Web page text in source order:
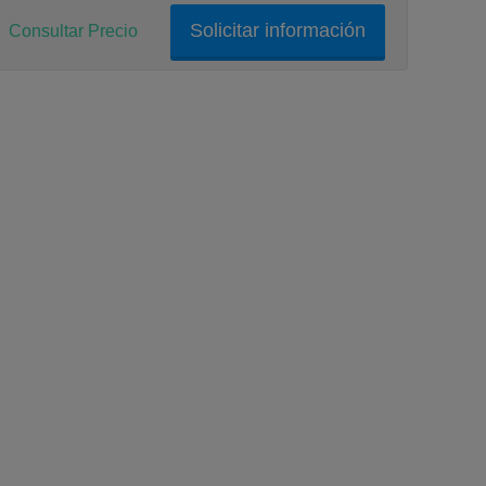
Solicitar información
Consultar Precio